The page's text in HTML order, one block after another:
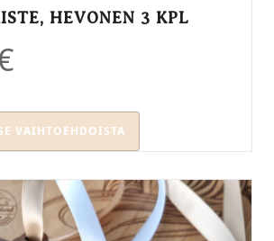
HEVONEN 3 KPL
VAIHTOEHDOISTA